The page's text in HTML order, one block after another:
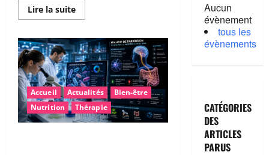
Lire la suiteEn
savoir
Fatigue
après
la
canicule
:
pourquoi
sommes-
nous
encore
épuisés…
Accueil Actualités
Bien-être
Nutrition
Thérapie
Aucun
évènement
tous les
évènements
CATÉGORIES
DES
ARTICLES
PARUS